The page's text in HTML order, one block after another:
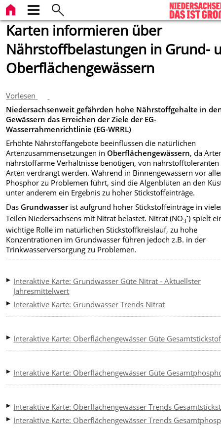
Karten informieren über
Nährstoffbelastungen in Grund-
Oberflächengewässern
Vorlesen
Niedersachsenweit gefährden hohe Nährstoffgehalte in
Gewässern das Erreichen der Ziele der EG-
Wasserrahmenrichtlinie (EG-WRRL)
Erhöhte Nährstoffangebote beeinflussen die natürlichen
Artenzusammensetzungen inOberflächengewässern, da
nährstoffarme Verhältnisse benötigen, von nährstofftoleranten
Arten verdrängt werden. Während in Binnengewässern vor
Phosphor zu Problemen führt, sind die Algenblüten an den
unter anderem ein Ergebnis zu hoher Stickstoffeinträge.
Das Grundwasserist aufgrund hoher Stickstoffeinträge in
Teilen Niedersachsens mit Nitrat belastet. Nitrat (NO3
-) spielt
wichtige Rolle im natürlichen Stickstoffkreislauf, zu hohe
Konzentrationen im Grundwasser führen jedoch z.B. in der
Trinkwasserversorgung zu Problemen.
Interaktive Karte: Grundwasser Güte Nitrat - Aktuellster
Jahresmittelwert
Interaktive Karte: Grundwasser Trends Nitrat
Interaktive Karte: Oberflächengewässer Güte
Interaktive Karte: Oberflächengewässer Güte
Interaktive Karte: Oberflächengewässer Trends
Interaktive Karte: Oberflächengewässer Trends